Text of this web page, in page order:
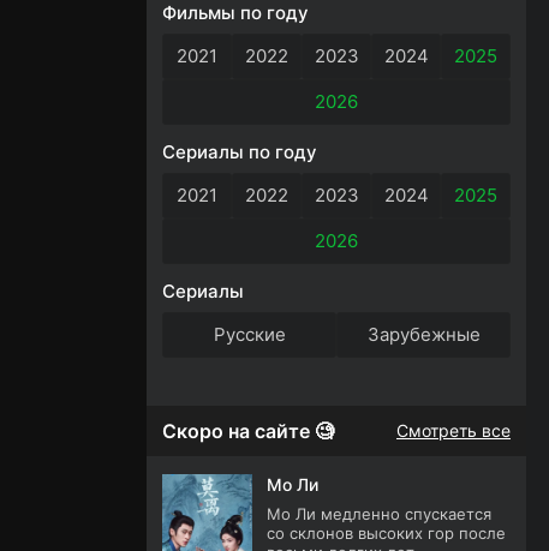
Фильмы по году
2021
2022 2023 2024
2025
2026
Сериалы по году
2021
2022 2023 2024
2025
2026
Сериалы
Русские
Зарубежные
Скоро на сайте 🧐 Смотреть все
Мо Ли
Мо Ли медленно спускается
со склонов высоких гор после